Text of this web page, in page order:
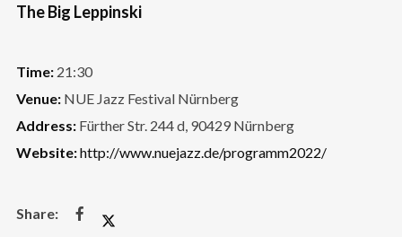
The Big Leppinski
Time:21:30
Venue:NUE Jazz Festival Nürnberg
Address:Fürther Str. 244 d, 90429 Nürnberg
Website:http://www.nuejazz.de/programm2022/